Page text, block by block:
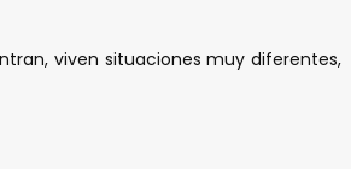
viven situaciones muy diferentes,